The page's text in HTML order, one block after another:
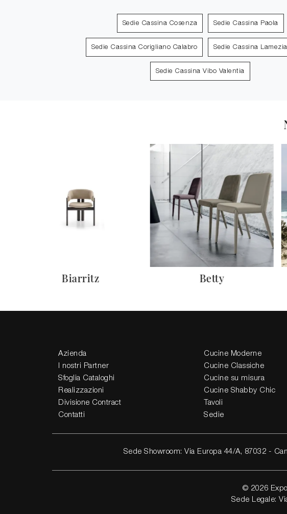
Sedie Cassina Cosenza Sedie Cassina Paola
Sedie Cassina Corigliano Calabro Sedie Cassina
Sedie Cassina Vibo Valentia
Biarritz Betty
Azienda
I nostri Partner
Sfoglia Cataloghi
Realizzazioni
Divisione Contract
Contatti
Cucine Moderne
Cucine Classiche
Cucine su misura
Cucine Shabby Chic
Tavoli
Sedie
Sede Showroom: Via Europa 44/A, 87032 -
© 2026
Sede Legale: